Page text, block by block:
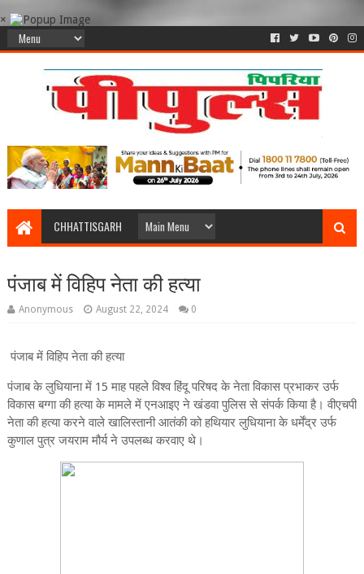
×
CHHATTISGARH
पंजाब में विहिप नेता की हत्या
Anonymous August 22, 2024 0
पंजाब में विहिप नेता की हत्या
पंजाब के लुधियाना में 15 माह पहले विश्व हिंदू परिषद के नेता विकास प्रभाकर उर्फ
विकास बग्गा की हत्या के मामले में एनआइए ने खंडवा पुलिस से संपर्क किया है। वीएचपी
नेता की हत्या करने वाले खालिस्तानी आतंकी को हथियार लुधियाना के धर्मेंद्र उर्फ
कुणाल पुत्र जयराम मौर्य ने उपलब्ध करवाए थे।